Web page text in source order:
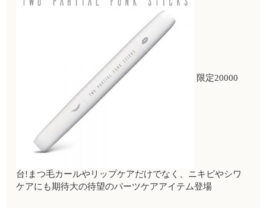
限定20000
台!まつ毛カールやリップケアだけでなく、ニキビやシワ
ケアにも期待大の待望のパーツケアアイテム登場